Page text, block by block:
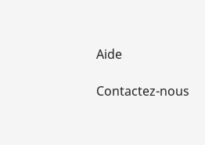
Aide
Contactez-nous